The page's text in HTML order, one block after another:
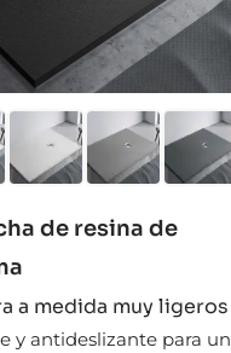
de resina de
a medida muy ligeros
y antideslizante para un